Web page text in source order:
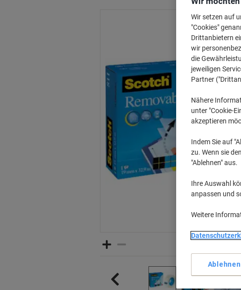
Wir setzen auf
"Cookies"
Drittanbietern
wir
die
jeweiligen
Partner
Nähere
unter "Cookie-
akzeptieren
Indem Sie auf
zu. Wenn sie
"Ablehnen" aus.
Ihre Auswahl
anpassen und
Weitere
Ablehnen